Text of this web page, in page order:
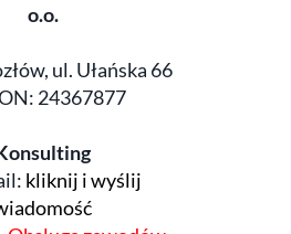
o.o.
ul. Ułańska 66
24367877
kliknij i wyślij